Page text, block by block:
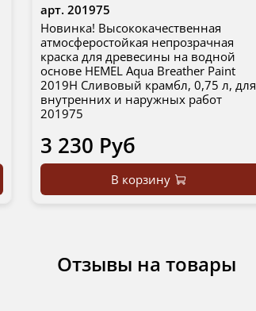
арт.201975
Новинка! Высококачественная
атмосферостойкая непрозрачная
краска для древесины на водной
основе HEMEL Aqua Breather Paint
2019H Сливовый крамбл, 0,75 л, для
внутренних и наружных работ
201975
3 230 Руб
В корзину
Отзывы на товары